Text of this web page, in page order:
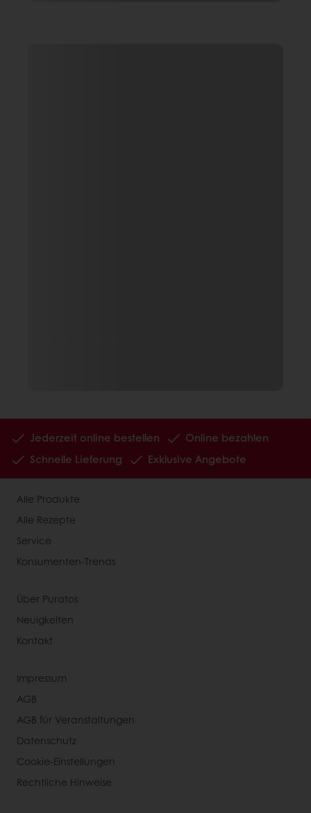
Jederzeit online bestellen
Online bezahlen
Schnelle Lieferung
Exklusive Angebote
Alle Produkte
Alle Rezepte
Service
Konsumenten-Trends
Über Puratos
Neuigkeiten
Kontakt
Impressum
AGB
AGB für Veranstaltungen
Datenschutz
Cookie-Einstellungen
Rechtliche Hinweise